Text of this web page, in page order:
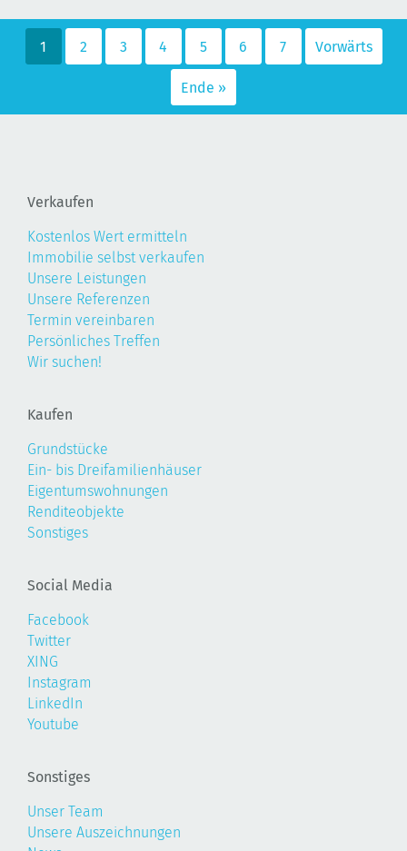
1 2 3 4 5 6 7 Vorwärts
Ende »
Verkaufen
Kostenlos Wert ermitteln
Immobilie selbst verkaufen
Unsere Leistungen
Unsere Referenzen
Termin vereinbaren
Persönliches Treffen
Wir suchen!
Kaufen
Grundstücke
Ein- bis Dreifamilienhäuser
Eigentumswohnungen
Renditeobjekte
Sonstiges
Social Media
Facebook
Twitter
XING
Instagram
LinkedIn
Youtube
Sonstiges
Unser Team
Unsere Auszeichnungen